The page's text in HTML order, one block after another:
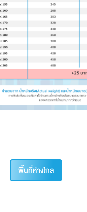
พื้นที่ห่างไกล